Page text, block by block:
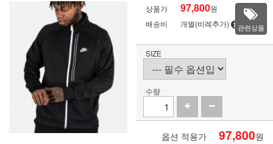
상품가 97,800원
배송비
개별(비례추가) 관련상품
SIZE
수량
옵션 적용가 97,800원